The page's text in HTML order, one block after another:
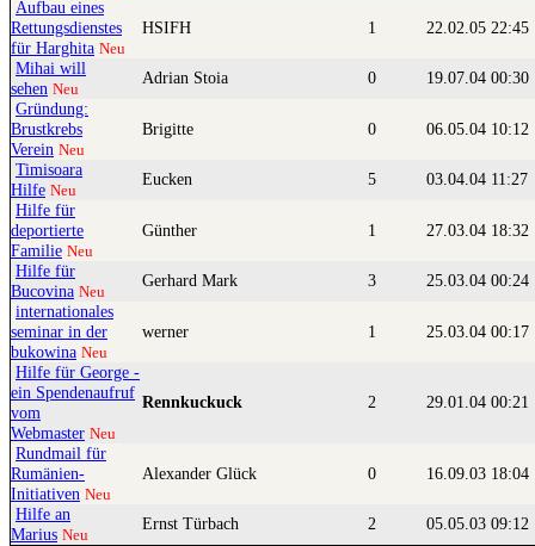
Aufbau eines
Rettungsdienstes
für Harghita Neu
HSIFH 1 22.02.05 22:45
Mihai will
sehen Neu
Adrian Stoia 0
19.07.04 00:30
Gründung:
Brustkrebs
Verein Neu
Brigitte 0 06.05.04 10:12
Timisoara
Hilfe Neu
Eucken 5
03.04.04 11:27
Hilfe für
deportierte
Familie Neu
Günther 1 27.03.04 18:32
Hilfe für
Bucovina Neu
Gerhard Mark 3
25.03.04 00:24
internationales
seminar in der
bukowina Neu
werner 1 25.03.04 00:17
Hilfe für George -
ein Spendenaufruf
vom
Webmaster Neu
Rennkuckuck 2 29.01.04 00:21
Rundmail für
Rumänien-
Initiativen Neu
Alexander Glück 0 16.09.03 18:04
Hilfe an
Marius Neu
Ernst Türbach 2 05.05.03 09:12